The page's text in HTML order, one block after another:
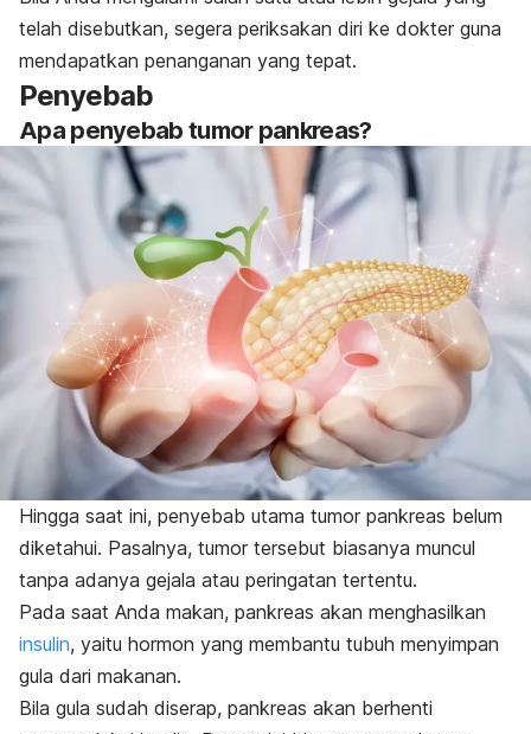
telah disebutkan, segera periksakan diri ke dokter guna
mendapatkan penanganan yang tepat.
Penyebab
Apa penyebab tumor pankreas?
Hingga saat ini, penyebab utama tumor pankreas belum
diketahui. Pasalnya, tumor tersebut biasanya muncul
tanpa adanya gejala atau peringatan tertentu.
Pada saat Anda makan, pankreas akan menghasilkan
insulin, yaitu hormon yang membantu tubuh menyimpan
gula dari makanan.
Bila gula sudah diserap, pankreas akan berhenti